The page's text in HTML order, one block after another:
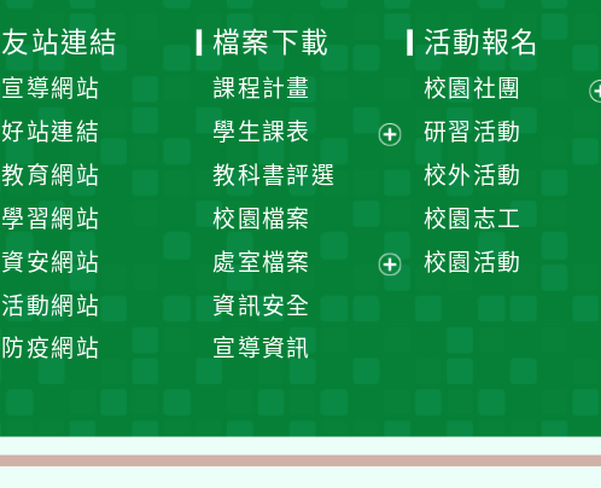
友站連結
宣導網站
好站連結
教育網站
學習網站
資安網站
活動網站
防疫網站
檔案下載
課程計畫
學生課表
單
教科書評選
校園檔案
處室檔案
資訊安全
宣導資訊
活動報名
校園社團
研習活動
校外活動
校園志工
校園活動